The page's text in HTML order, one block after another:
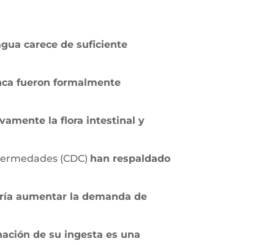
carece de suficiente
fueron formalmente
la flora intestinal y
(CDC) han respaldado
aumentar la demanda de
de su ingesta es una